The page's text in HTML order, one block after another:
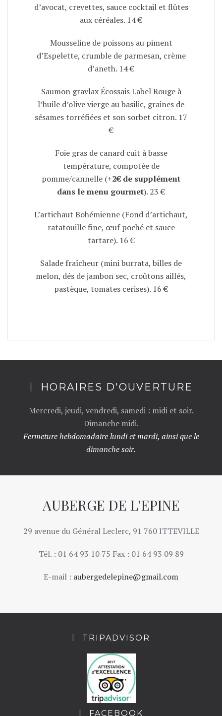
d’avocat, crevettes, sauce cocktail et flûtes
aux céréales. 14 €
Mousseline de poissons au piment
d’Espelette, crumble de parmesan, crème
d’aneth. 14 €
Saumon gravlax Écossais Label Rouge à
l’huile d’olive vierge au basilic, graines de
sésames torréfiées et son sorbet citron. 17
€
Foie gras de canard cuit à basse
température, compotée de
pomme/cannelle (+2€ de supplément
dans le menu gourmet). 23 €
L’artichaut Bohémienne (Fond d’artichaut,
ratatouille fine, œuf poché et sauce
tartare). 16 €
Salade fraîcheur (mini burrata, billes de
melon, dés de jambon sec, croûtons aillés,
pastèque, tomates cerises). 16 €
HORAIRES D'OUVERTURE
Mercredi, jeudi, vendredi, samedi : midi et soir.
Dimanche midi.
Fermeture hebdomadaire lundi et mardi, ainsi que le
dimanche soir.
AUBERGE DE L'EPINE
29 avenue du Général Leclerc, 91 760 ITTEVILLE
Tél. : 01 64 93 10 75 Fax : 01 64 93 09 89
E-mail : aubergedelepine@gmail.com
TRIPADVISOR
FACEBOOK